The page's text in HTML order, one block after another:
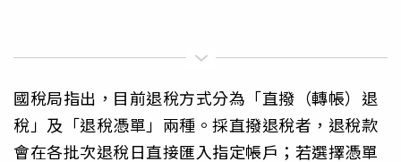
國稅局指出，目前退稅方式分為「直撥（轉帳）退
稅」及「退稅憑單」兩種。採直撥退稅者，退稅款
會在各批次退稅日直接匯入指定帳戶；若選擇憑單